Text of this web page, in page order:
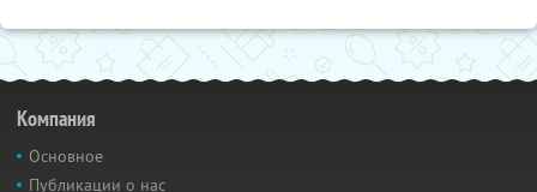
Компания
Основное
Публикации о нас